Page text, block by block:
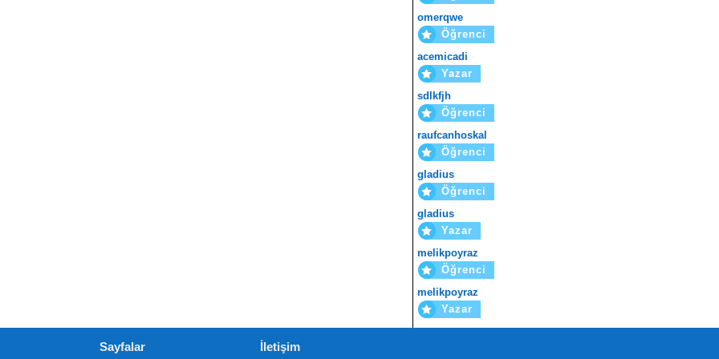
omerqwe
Öğrenci
acemicadi
Yazar
sdlkfjh
Öğrenci
raufcanhoskal
Öğrenci
gladius
Öğrenci
gladius
Yazar
melikpoyraz
Öğrenci
melikpoyraz
Yazar
Sayfalar İletişim